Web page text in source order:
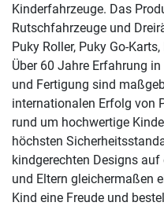
Kinderfahrzeuge. Das
Rutschfahrzeuge und
Puky Roller, Puky Go-
Über 60 Jahre Erfahrung
und Fertigung sind
internationalen Erfolg von
rund um hochwertige
höchsten
kindgerechten Designs
und Eltern gleichermaßen
Kind eine Freude und